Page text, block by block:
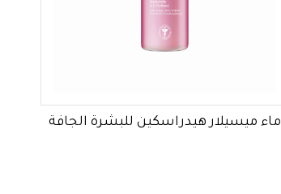
ماء ميسيلار هيدراسكين للبشرة الجافة